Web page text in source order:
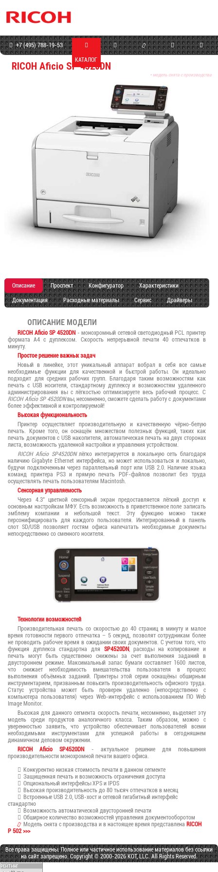
+7 (495) 788-19-53
КАТАЛОГ
RICOH Aficio SP 4520DN
* модель снята с производства
Описание Проспект Конфигуратор Характеристики
Документация Расходные материалы Сервис Драйверы
ОПИСАНИЕ МОДЕЛИ
RICOH Aficio SP 4520DN - монохромный сетевой светодиодный PCL принтер
формата A4 с дуплексом. Скорость непрерывной печати 40 отпечатков в
минуту.
Простое решение важных задач
Новый в линейке, этот уникальный аппарат вобрал в себя все самые
необходимые функции для качественной и быстрой работы. Он идеально
подходит для средних рабочих групп. Благодаря таким возможностям как
печать с USB носителя, стандартному дуплексу и возможностям удаленного
администрирования вы с лёгкостью оптимизируете весь рабочий процесс. С
RICOH Aficio SP 4520DNвы, несомненно, сможете сделать работу с документами
более эффективной и контролируемой!
Высокая функциональность
Принтер осуществляет производительную и качественную чёрно-белую
печать. Кроме того, он оснащён множеством полезных функций, таких как
печать документов с USB накопителя, автоматическая печать на двух сторонах
листа, возможность удаленной настройки и управления устройством.
RICOH Aficio SP4520DNлёгко интегрируется в локальную сеть благодаря
наличию Gigabyte Ethernet интерфейса, но может использоваться и локально,
будучи подключенным через параллельный порт или USB 2.0. Наличие языка
команд принтера PS3 и прямую печать PDF-файлов позволит без труда
осуществлять печать пользователям Macintosh.
Сенсорная управляемость
Через 4.3" цветной сенсорный экран предоставляется лёгкий доступ к
основным настройкам МФУ. Есть возможность в приветственное поле записать
эмблему компании и небольшой текст. Эту функцию можно также
персонифицировать для каждого пользователя. Интегрированный в панель
слот SD/USB позволяет гостям офиса напечатать необходимые документы
непосредственно со сменного носителя.
Технологии возможностей
Производительная печать со скоростью до 40 страниц в минуту и малое
время готовности первого отпечатка – 5 секунд, позволят сотрудникам более
не проводить рабочее время в ожидании своих документов. С учетом того, что
функция дуплекса стандартна для SP4520DN, расходы на копирование и
печать могут быть существенно снижены за счет выполнения заданий в
двустороннем режиме. Максимальный запас бумаги составляет 1600 листов,
что снижает необходимость вмешательства пользователя в процесс
выполнения объёмных заданий. Принтеры этой серии оснащёны обширным
инструментарием, призванным повысить производительность офисного труда.
Статус устройства может быть проверен удаленно (непосредственно с
компьютера пользователя) через Web-интерфейс с использованием ПО Web
Image Monitor.
Высокая для данного сегмента скорость печати, несомненно, выделяет эту
модель среди продуктов аналогичного класса. Таким образом, можно с
уверенностью заявить, что устройство обеспечивает пользователей всеми
необходимыми инструментами для успешной работы в сегодняшнем
динамичном деловом окружении.
RICOH Aficio SP4520DN
- актуальное решение для повышения
производительности монохромной печати вашего офиса.
Конкурентно низкая стоимость печати в данном сегменте
Защищенная печать и возможность ограничения доступа
Опциональный интерфейсы XPS и IPDS
Высокая производительность до 80 тысяч отпечатков в месяц
Встроенные USB 2.0, USB-хост и сетевой гигабитный интерфейс
стандартно
Возможность автоматической двусторонней печати
Обширное количество возможностей управления документооборотом
Модель снята с производства и в настоящее время представлена RICOH
P 502 >>>
Все права защищены. Полное или частичное использование материалов без ссылки
на сайт запрещено. Copyright © 2000-2026 KOT, LLC. All Rights Reserved.